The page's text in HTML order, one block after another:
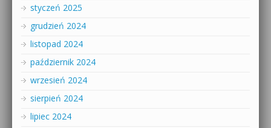
styczeń 2025
grudzień 2024
listopad 2024
październik 2024
wrzesień 2024
sierpień 2024
lipiec 2024